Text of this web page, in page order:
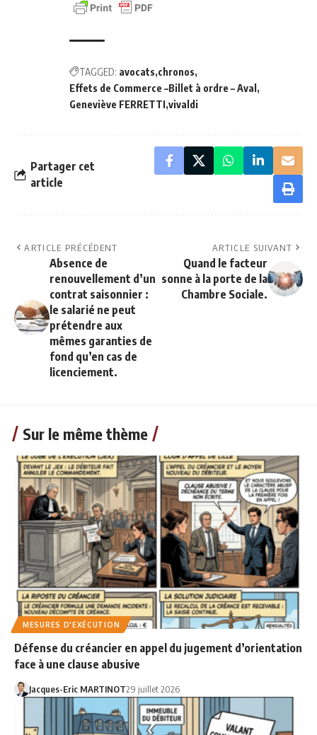
TAGGED: avocats chronos
Effets de Commerce –Billet à ordre – Aval
Geneviève FERRETTI vivaldi
Partager cet
article
ARTICLE PRÉCÉDENT
Absence de
renouvellement d’un
contrat saisonnier :
le salarié ne peut
prétendre aux
mêmes garanties de
fond qu’en cas de
licenciement.
ARTICLE SUIVANT
Quand le facteur
sonne à la porte de la
Chambre Sociale.
Sur le même thème
MESURES D'EXÉCUTION
Défense du créancier en appel du jugement d’orientation
face à une clause abusive
Jacques-Eric MARTINOT29 juillet 2026